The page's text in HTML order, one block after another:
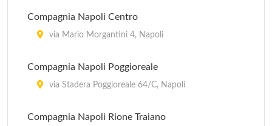
Compagnia Napoli Centro
via Mario Morgantini 4, Napoli
Compagnia Napoli Poggioreale
via Stadera Poggioreale 64/C, Napoli
Compagnia Napoli Rione Traiano